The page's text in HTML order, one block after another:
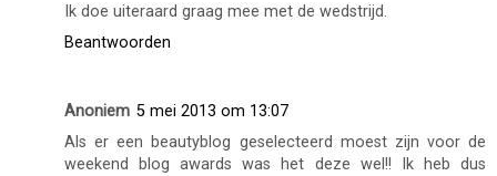
Ik doe uiteraard graag mee met de wedstrijd.
Beantwoorden
Anoniem 5 mei 2013 om 13:07
Als er een beautyblog geselecteerd moest zijn voor de
weekend blog awards was het deze wel!! Ik heb dus